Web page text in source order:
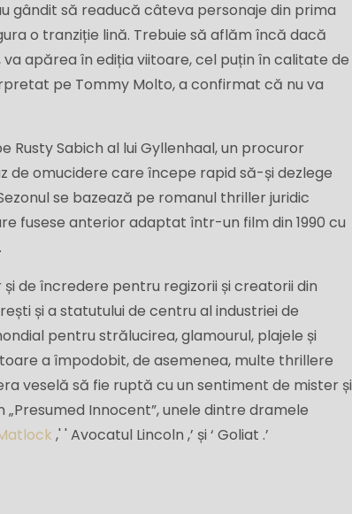
gândit să readucă câteva personaje din prima
o tranziție lină. Trebuie să aflăm încă dacă
apărea în ediția viitoare, cel puțin în calitate de
pe Tommy Molto, a confirmat că nu va
Rusty Sabich al lui Gyllenhaal, un procuror
de omucidere care începe rapid să-și dezlege
se bazează pe romanul thriller juridic
fusese anterior adaptat într-un film din 1990 cu
.
de încredere pentru regizorii și creatorii din
și a statutului de centru al industriei de
pentru strălucirea, glamourul, plajele și
a împodobit, de asemenea, multe thrillere
veselă să fie ruptă cu un sentiment de mister și
„Presumed Innocent”, unele dintre dramele
,' ' Avocatul Lincoln ,’ și ‘ Goliat .’